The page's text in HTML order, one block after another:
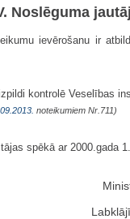
Noslēguma
ievērošanu ir
kontrolē Veselības
noteikumiem Nr.711)
spēkā ar 2000.gada